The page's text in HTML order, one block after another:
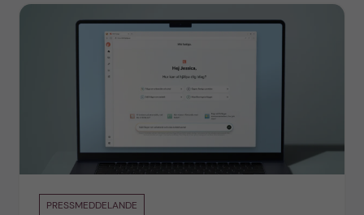
PRESSMEDDELANDE